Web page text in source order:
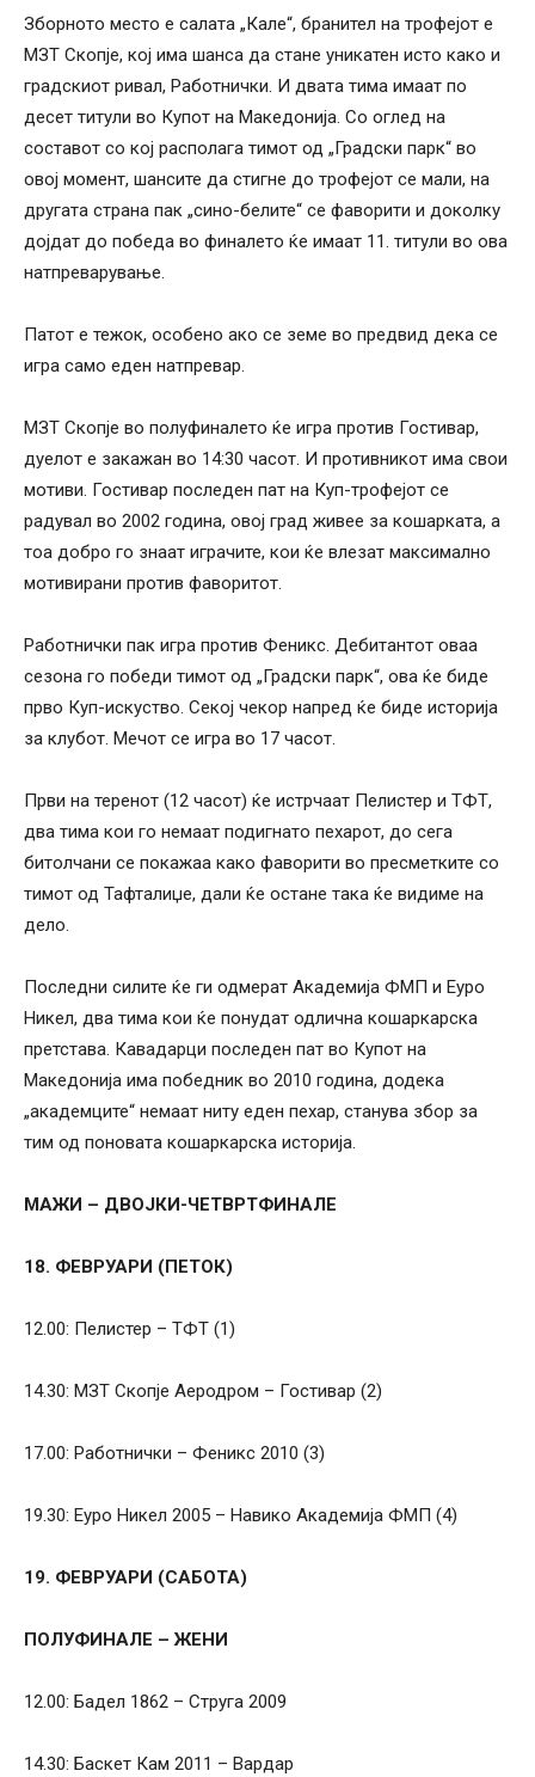
Зборното место е салата „Кале“, бранител на трофејот е
МЗТ Скопје, кој има шанса да стане уникатен исто како и
градскиот ривал, Работнички. И двата тима имаат по
десет титули во Купот на Македонија. Со оглед на
составот со кој располага тимот од „Градски парк“ во
овој момент, шансите да стигне до трофејот се мали, на
другата страна пак „сино-белите“ се фаворити и доколку
дојдат до победа во финалето ќе имаат 11. титули во ова
натпреварување.
Патот е тежок, особено ако се земе во предвид дека се
игра само еден натпревар.
МЗТ Скопје во полуфиналето ќе игра против Гостивар,
дуелот е закажан во 14:30 часот. И противникот има свои
мотиви. Гостивар последен пат на Куп-трофејот се
радувал во 2002 година, овој град живее за кошарката, а
тоа добро го знаат играчите, кои ќе влезат максимално
мотивирани против фаворитот.
Работнички пак игра против Феникс. Дебитантот оваа
сезона го победи тимот од „Градски парк“, ова ќе биде
прво Куп-искуство. Секој чекор напред ќе биде историја
за клубот. Мечот се игра во 17 часот.
Први на теренот (12 часот) ќе истрчаат Пелистер и ТФТ,
два тима кои го немаат подигнато пехарот, до сега
битолчани се покажаа како фаворити во пресметките со
тимот од Тафталиџе, дали ќе остане така ќе видиме на
дело.
Последни силите ќе ги одмерат Академија ФМП и Еуро
Никел, два тима кои ќе понудат одлична кошаркарска
претстава. Кавадарци последен пат во Купот на
Македонија има победник во 2010 година, додека
„академците“ немаат ниту еден пехар, станува збор за
тим од поновата кошаркарска историја.
МАЖИ – ДВОЈКИ-ЧЕТВРТФИНАЛЕ
18. ФЕВРУАРИ (ПЕТОК)
12.00: Пелистер – ТФТ (1)
14.30: МЗТ Скопје Аеродром – Гостивар (2)
17.00: Работнички – Феникс 2010 (3)
19.30: Еуро Никел 2005 – Навико Академија ФМП (4)
19. ФЕВРУАРИ (САБОТА)
ПОЛУФИНАЛЕ – ЖЕНИ
12.00: Бадел 1862 – Струга 2009
14.30: Баскет Кам 2011 – Вардар